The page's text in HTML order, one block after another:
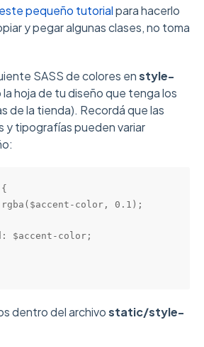
este pequeño tutorialpara hacerlo
y pegar algunas clases, no toma
SASS de colores enstyle-
la hoja de tu diseño que tenga los
de la tienda). Recordá que las
y tipografías pueden variar
color, 0.1);
$accent-color;
dentro del archivostatic/style-